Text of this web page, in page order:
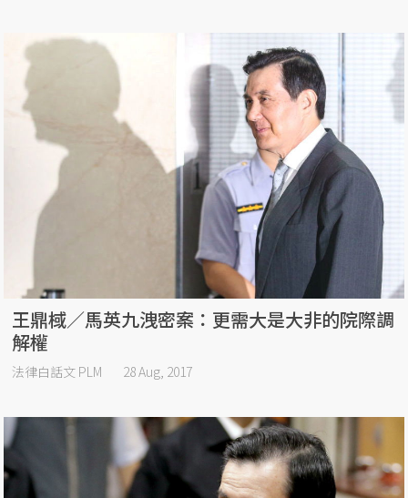
王鼎棫／馬英九洩密案：更需大是大非的院際調
解權
法律白話文 PLM 28 Aug, 2017